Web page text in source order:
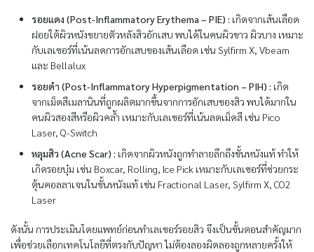
รอยแดง (Post-Inflammatory Erythema – PIE) : เกิดจากเส้นเลือด
ฝอยใต้ผิวหนังขยายตัวหลังสิวอักเสบ พบได้ในคนผิวขาว ผิวบาง เหมาะ
กับเลเซอร์ที่เน้นลดการอักเสบของเส้นเลือด เช่น Sylfirm X, Vbeam
และ Bellalux
รอยดำ (Post-Inflammatory Hyperpigmentation – PIH) : เกิด
จากเม็ดสีเมลานินที่ถูกผลิตมากขึ้นจากการอักเสบของสิว พบได้มากใน
คนผิวสองสีหรือผิวคล้ำ เหมาะกับเลเซอร์ที่เน้นลดเม็ดสี เช่น Pico
Laser, Q-Switch
หลุมสิว (Acne Scar) : เกิดจากผิวหนังถูกทำลายลึกถึงชั้นหนังแท้ ทำให้
เกิดรอยบุ๋ม เช่น Boxcar, Rolling, Ice Pick เหมาะกับเลเซอร์ที่ช่วยกระ
ตุ้นคอลลาเจนในชั้นหนังแท้ เช่น Fractional Laser, Sylfirm X, CO2
Laser
ดังนั้น การประเมินโดยแพทย์ก่อนทำเลเซอร์รอยสิว จึงเป็นขั้นตอนสำคัญมาก
เพื่อช่วยเลือกเทคโนโลยีที่ตรงกับปัญหา ไม่ต้องลองผิดลองถูกหลายครั้งให้